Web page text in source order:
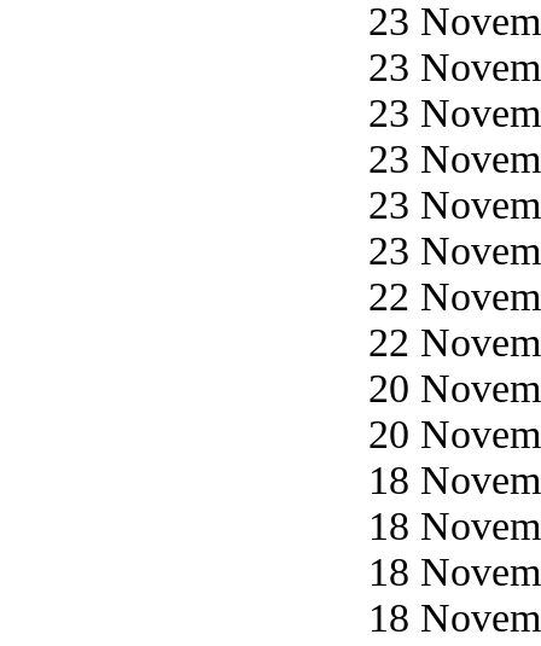
23
23
23
23
23
23
22
22
20
20
18
18
18
18